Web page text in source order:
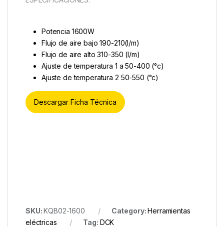
Potencia 1600W
Flujo de aire bajo 190-210(l/m)
Flujo de aire alto 310-350 (l/m)
Ajuste de temperatura 1 a 50-400 (°c)
Ajuste de temperatura 2 50-550 (°c)
Descargar Ficha Técnica
SKU:KQB02-1600 Category:Herramientas
eléctricas
Tag: DCK